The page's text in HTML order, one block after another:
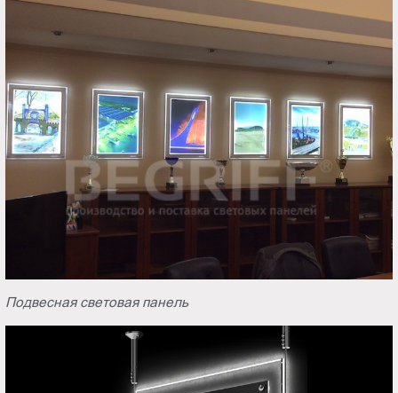
Подвесная световая панель